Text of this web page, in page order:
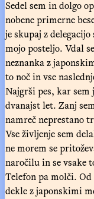
Sedel sem in dolgo
nobene primerne
je skupaj z
mojo posteljo. Vdal
neznanka z
to noč in vse
Najgrši pes, kar
dvanajst let. Zanj
namreč neprestano
Vse življenje sem
ne morem se
naročilu in se vsake
Telefon pa molči. Od
dekle z japonskimi